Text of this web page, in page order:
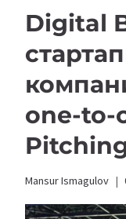
Digital
one-to-
Mansur Ismagulov